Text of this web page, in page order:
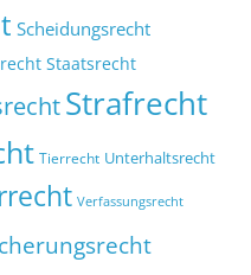
Scheidungsrecht
Staatsrecht
Strafrecht
Tierrecht Unterhaltsrecht
Verfassungsrecht